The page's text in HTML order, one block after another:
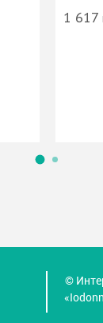
1 617
©